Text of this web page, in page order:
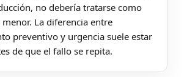
no debería tratarse como
La diferencia entre
preventivo y urgencia suele estar
de que el fallo se repita.